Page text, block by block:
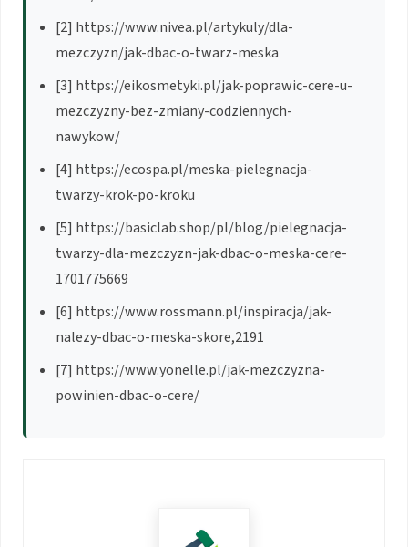
[2] https://www.nivea.pl/artykuly/dla-
mezczyzn/jak-dbac-o-twarz-meska
[3] https://eikosmetyki.pl/jak-poprawic-cere-u-
mezczyzny-bez-zmiany-codziennych-
nawykow/
[4] https://ecospa.pl/meska-pielegnacja-
twarzy-krok-po-kroku
[5] https://basiclab.shop/pl/blog/pielegnacja-
twarzy-dla-mezczyzn-jak-dbac-o-meska-cere-
1701775669
[6] https://www.rossmann.pl/inspiracja/jak-
nalezy-dbac-o-meska-skore,2191
[7] https://www.yonelle.pl/jak-mezczyzna-
powinien-dbac-o-cere/